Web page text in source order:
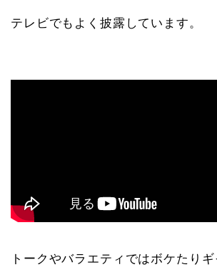
テレビでもよく披露しています。
トークやバラエティではボケたり